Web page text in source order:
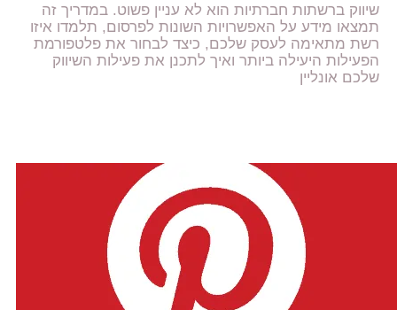
שיווק ברשתות חברתיות הוא לא עניין פשוט. במדריך זה
תמצאו מידע על האפשרויות השונות לפרסום, תלמדו איזו
רשת מתאימה לעסק שלכם, כיצד לבחור את פלטפורמת
הפעילות היעילה ביותר ואיך לתכנן את פעילות השיווק
שלכם אונליין